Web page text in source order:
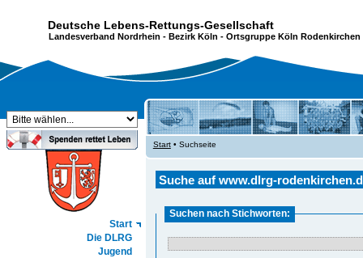
Deutsche Lebens-Rettungs-Gesellschaft
Landesverband Nordrhein - Bezirk Köln - Ortsgruppe Köln Rodenkirchen
Start
Die DLRG
Jugend
Start• Suchseite
Suche auf www.dlrg-
Suchen nach Stichworten: